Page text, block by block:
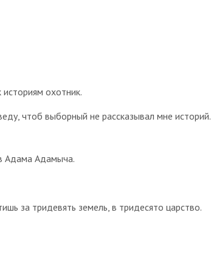
охотник.
чтоб выборный не рассказывал мне историй.
Адама Адамыча.
за тридевять земель, в тридесято царство.